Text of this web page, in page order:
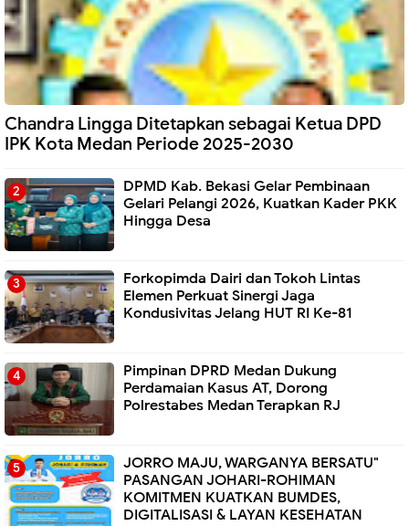
Chandra Lingga Ditetapkan sebagai Ketua DPD
IPK Kota Medan Periode 2025-2030
DPMD Kab. Bekasi Gelar Pembinaan
Gelari Pelangi 2026, Kuatkan Kader PKK
Hingga Desa
Forkopimda Dairi dan Tokoh Lintas
Elemen Perkuat Sinergi Jaga
Kondusivitas Jelang HUT RI Ke-81
Pimpinan DPRD Medan Dukung
Perdamaian Kasus AT, Dorong
Polrestabes Medan Terapkan RJ
JORRO MAJU, WARGANYA BERSATU"
PASANGAN JOHARI-ROHIMAN
KOMITMEN KUATKAN BUMDES,
DIGITALISASI & LAYAN KESEHATAN